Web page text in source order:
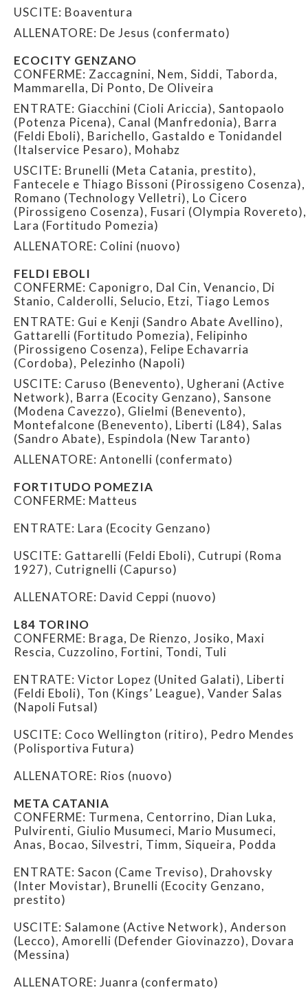
USCITE: Boaventura
ALLENATORE: De Jesus (confermato)
ECOCITY GENZANO
CONFERME: Zaccagnini, Nem, Siddi, Taborda,
Mammarella, Di Ponto, De Oliveira
ENTRATE: Giacchini (Cioli Ariccia), Santopaolo
(Potenza Picena), Canal (Manfredonia), Barra
(Feldi Eboli), Barichello, Gastaldo e Tonidandel
(Italservice Pesaro), Mohabz
USCITE: Brunelli (Meta Catania, prestito),
Fantecele e Thiago Bissoni (Pirossigeno Cosenza),
Romano (Technology Velletri), Lo Cicero
(Pirossigeno Cosenza), Fusari (Olympia Rovereto),
Lara (Fortitudo Pomezia)
ALLENATORE: Colini (nuovo)
FELDI EBOLI
CONFERME: Caponigro, Dal Cin, Venancio, Di
Stanio, Calderolli, Selucio, Etzi, Tiago Lemos
ENTRATE: Gui e Kenji (Sandro Abate Avellino),
Gattarelli (Fortitudo Pomezia), Felipinho
(Pirossigeno Cosenza), Felipe Echavarria
(Cordoba), Pelezinho (Napoli)
USCITE: Caruso (Benevento), Ugherani (Active
Network), Barra (Ecocity Genzano), Sansone
(Modena Cavezzo), Glielmi (Benevento),
Montefalcone (Benevento), Liberti (L84), Salas
(Sandro Abate), Espindola (New Taranto)
ALLENATORE: Antonelli (confermato)
FORTITUDO POMEZIA
CONFERME: Matteus
ENTRATE: Lara (Ecocity Genzano)
USCITE: Gattarelli (Feldi Eboli), Cutrupi (Roma
1927), Cutrignelli (Capurso)
ALLENATORE: David Ceppi (nuovo)
L84 TORINO
CONFERME: Braga, De Rienzo, Josiko, Maxi
Rescia, Cuzzolino, Fortini, Tondi, Tuli
ENTRATE: Victor Lopez (United Galati), Liberti
(Feldi Eboli), Ton (Kings’ League), Vander Salas
(Napoli Futsal)
USCITE: Coco Wellington (ritiro), Pedro Mendes
(Polisportiva Futura)
ALLENATORE: Rios (nuovo)
META CATANIA
CONFERME: Turmena, Centorrino, Dian Luka,
Pulvirenti, Giulio Musumeci, Mario Musumeci,
Anas, Bocao, Silvestri, Timm, Siqueira, Podda
ENTRATE: Sacon (Came Treviso), Drahovsky
(Inter Movistar), Brunelli (Ecocity Genzano,
prestito)
USCITE: Salamone (Active Network), Anderson
(Lecco), Amorelli (Defender Giovinazzo), Dovara
(Messina)
ALLENATORE: Juanra (confermato)